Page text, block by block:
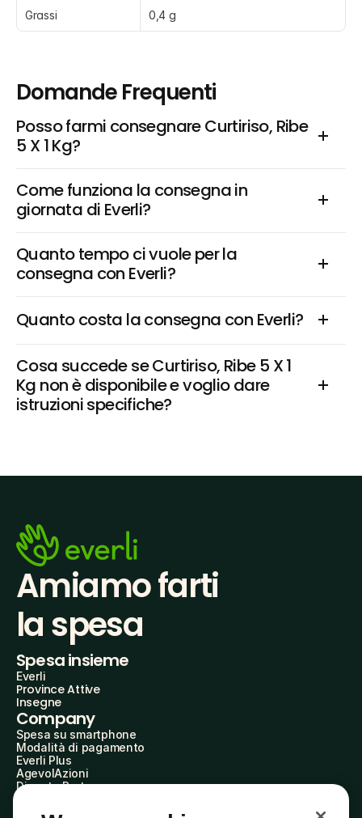
Grassi 0,4 g
Domande Frequenti
Posso farmi consegnare Curtiriso, Ribe
5 X 1 Kg?
Come funziona la consegna in
giornata di Everli?
Quanto tempo ci vuole per la
consegna con Everli?
Quanto costa la consegna con Everli?
Cosa succede se Curtiriso, Ribe 5 X 1
Kg non è disponibile e voglio dare
istruzioni specifiche?
Amiamo farti
la spesa
Spesa insieme
Everli
Province Attive
Insegne
Company
Spesa su smartphone
Modalità di pagamento
Everli Plus
AgevolAzioni
Diventa Partner
Everli Shoppers